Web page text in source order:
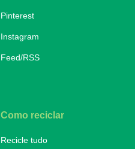
Pinterest
Instagram
Feed/RSS
Como reciclar
Recicle tudo